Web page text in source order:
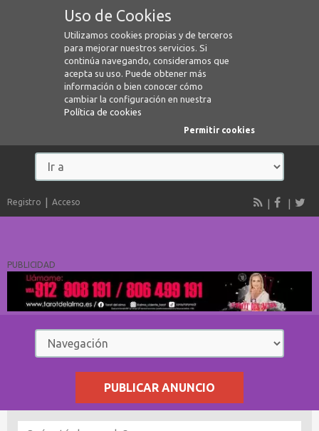
Uso de Cookies
Utilizamos cookies propias y de terceros
para mejorar nuestros servicios. Si
continúa navegando, consideramos que
acepta su uso. Puede obtener más
información o bien conocer cómo
cambiar la configuración en nuestra
Política de cookies
Permitir cookies
Registro Acceso
PUBLICIDAD
PUBLICAR ANUNCIO